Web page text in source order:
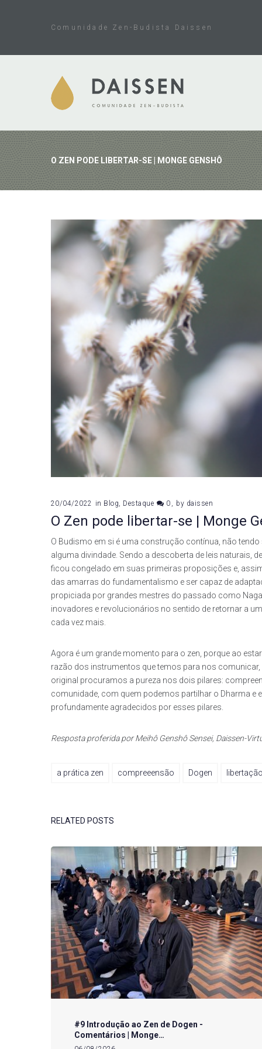
Comunidade Zen-Budista Daissen
O ZEN PODE LIBERTAR-SE | MONGE GENSHÔ
20/04/2022 in Blog, Destaque 0 by daissen
O Zen pode libertar-se | Monge
O Budismo em si é uma construção contínua, não
alguma divindade. Sendo a descoberta de leis naturais,
ficou congelado em suas primeiras proposições e,
das amarras do fundamentalismo e ser capaz de
propiciada por grandes mestres do passado como
inovadores e revolucionários no sentido de retornar a
cada vez mais.
Agora é um grande momento para o zen, porque ao
razão dos instrumentos que temos para nos
original procuramos a pureza nos dois pilares:
comunidade, com quem podemos partilhar o Dharma
profundamente agradecidos por esses pilares.
Resposta proferida por Meihô Genshô Sensei, Daissen-
a prática zen compreeensão Dogen libertação
RELATED POSTS
#9 Introdução ao Zen de Dogen -
Comentários | Monge…